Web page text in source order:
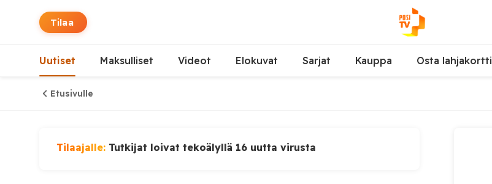
Tilaa
Uutiset Maksulliset Videot Elokuvat Sarjat Kauppa Osta lahjakortti
Etusivulle
Tilaajalle: Tutkijat loivat tekoälyllä 16 uutta virusta